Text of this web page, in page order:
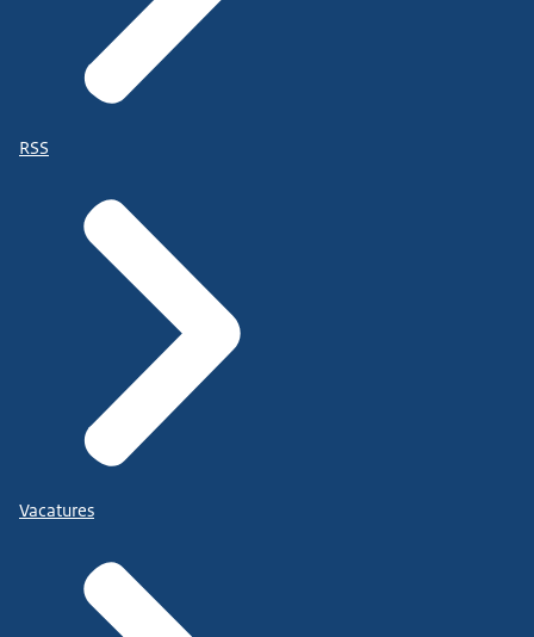
RSS
Vacatures